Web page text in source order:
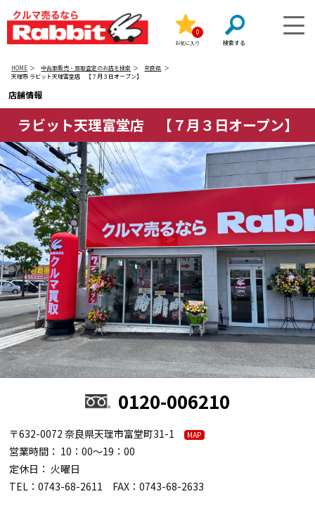
お気に入り
0
HOME 中古車販売・買取査定のお店を検索
奈良県
天理市 ラビット天理富堂店 【７月３日オープン】
店舗情報
ラビット天理富堂店 【７月３日オープン】
0120-006210
〒632-0072 奈良県天理市富堂町31-1 MAP
営業時間： 10：00～19：00
定休日： 火曜日
TEL：0743-68-2611 FAX：0743-68-2633